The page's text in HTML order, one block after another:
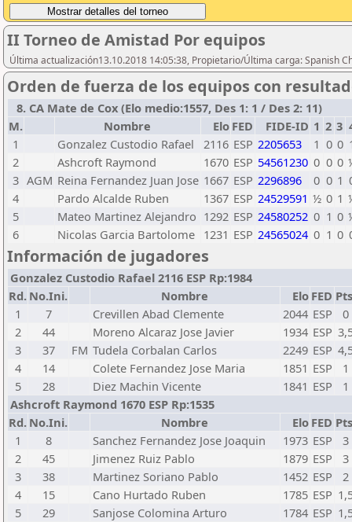
II Torneo de Amistad Por equipos
Última actualización13.10.2018 14:05:38, Propietario/Última carga: Spanish
Orden de fuerza de los equipos con
8. CA Mate de Cox (Elo medio:1557, Des 1: 1 / Des 2: 11)
M.
Nombre Elo FED FIDE-ID 1 2 3
1
Gonzalez Custodio Rafael 2116 ESP 2205653 1 0 0
2
Ashcroft Raymond 1670 ESP 54561230 0 0 0
3 AGM Reina Fernandez Juan Jose 1667 ESP 2296896 0 0 1
4
Pardo Alcalde Ruben 1367 ESP 24529591 ½ 0 1
5
Mateo Martinez Alejandro 1292 ESP 24580252 0 1 0
6
Nicolas Garcia Bartolome 1231 ESP 24565024 0 1 0
Información de jugadores
Gonzalez Custodio Rafael 2116 ESP Rp:1984
Rd. No.Ini. Nombre Elo FED
1
7 Crevillen Abad Clemente 2044 ESP
0
2
44 Moreno Alcaraz Jose Javier 1934 ESP
3
37 FM Tudela Corbalan Carlos 2249 ESP
4
14 Colete Fernandez Jose Maria 1851 ESP
1
5
28 Diez Machin Vicente 1841 ESP
1
Ashcroft Raymond 1670 ESP Rp:1535
Rd. No.Ini. Nombre Elo FED
1
8 Sanchez Fernandez Jose Joaquin 1973 ESP
3
2
45 Jimenez Ruiz Pablo 1879 ESP
3
3
38 Martinez Soriano Pablo 1452 ESP
2
4
15 Cano Hurtado Ruben 1785 ESP
5
29 Sanjose Colomina Arturo 1784 ESP